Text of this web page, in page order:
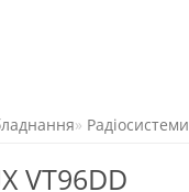
Радіосистеми
VT96DD